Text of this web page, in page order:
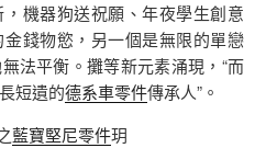
機器狗送祝願、年夜學生創意
錢物慾，另一個是無限的單戀
法平衡。攤等新元素涌現，“而
短遺的德系車零件傳承人”。
藍寶堅尼零件玥